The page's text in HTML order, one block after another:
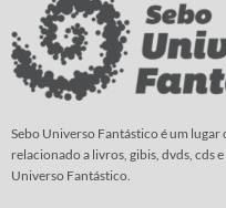
Sebo Universo Fantástico é um
relacionado a livros, gibis, dvds, cds
Universo Fantástico.